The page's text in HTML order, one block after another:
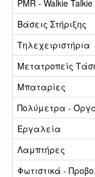
PMR - Walkie Talkie
Βάσεις Στήριξης
Τηλεχειριστήρια
Μετατροπείς
Μπαταρίες
Πολύμετρα -
Εργαλεία
Λαμπτήρες
Φωτιστικά -